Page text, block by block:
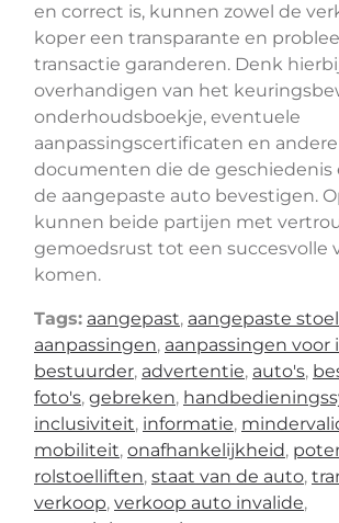
en correct is, kunnen zowel de
koper een transparante en
transactie garanderen. Denk
overhandigen van het
onderhoudsboekje, eventuele
aanpassingscertificaten en
documenten die de geschiedenis
de aangepaste auto bevestigen.
kunnen beide partijen met
gemoedsrust tot een succesvolle
komen.
Tags: aangepast, aangepaste
aanpassingen, aanpassingen voor
bestuurder, advertentie, auto's,
foto's, gebreken,
inclusiviteit, informatie,
mobiliteit, onafhankelijkheid,
rolstoelliften, staat van de auto,
verkoop, verkoop auto invalide,